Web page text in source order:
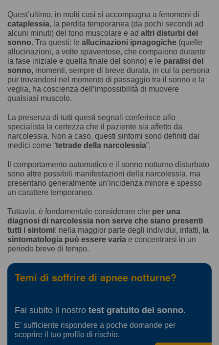
Quest’ultimo, in molti casi si accompagna a fenomeni di
cataplessia, la perdita temporanea (da pochi secondi ad
alcuni minuti) del tono muscolare e ad altri disturbi del
sonno. Tra questi: le allucinazioni ipnagogiche (quelle
allucinazioni, a volte spaventose, che compaiono durante
la fase iniziale e quella finale del sonno) e le paralisi del
sonno, momenti, sempre di breve durata, in cui la persona
pur trovandosi nel momento di passaggio tra il sonno e la
veglia, ha coscienza dell’impossibilità di muovere
qualsiasi muscolo.
La presenza di tutti questi segnali conferisce allo
specialista la certezza che il paziente sia affetto da
narcolessia. Non a caso, questi sintomi sono definiti dai
medici come “tetrade della narcolessia”.
Il comportamento automatico e il sonno notturno disturbato
sono altre possibili manifestazioni della narcolessia, ma
presentano generalmente un’incidenza minore e spesso
un carattere temporaneo.
Tuttavia, è fondamentale considerare che per una
diagnosi di narcolessia non serve che siano presenti
tutti i sintomi: nella maggior parte degli individui, infatti, la
sintomatologia può essere varia e concentrarsi in un
periodo breve di tempo.
Temi di soffrire di apnee notturne?
Fai subito il nostro test gratuito del sonno.
E’ sufficiente rispondere a poche domande per
scoprire il tuo profilo di rischio.